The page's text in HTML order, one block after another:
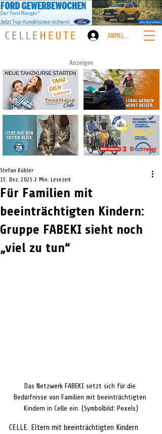
ANMELDEN
Anzeigen
Für Familien mit
beeinträchtigten Kindern:
Gruppe FABEKI sieht noch
„viel zu tun“
Stefan Kübler
15. Dez. 2025 2 Min. Lesezeit
Das Netzwerk FABEKI setzt sich für die
Bedürfnisse von Familien mit beeinträchtigten
Kindern in Celle ein. (Symbolbild: Pexels)
CELLE. Eltern mit beeinträchtigten Kindern